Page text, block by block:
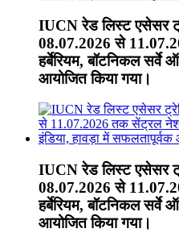
IUCN रेड लिस्ट एसेसर
08.07.2026 से
हर्बेरियम, बॉटनिकल सर्वे
आयोजित किया गया।
IUCN रेड लिस्ट एसेसर
08.07.2026 से
हर्बेरियम, बॉटनिकल सर्वे
आयोजित किया गया।